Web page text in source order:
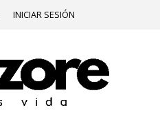
INICIAR SESIÓN